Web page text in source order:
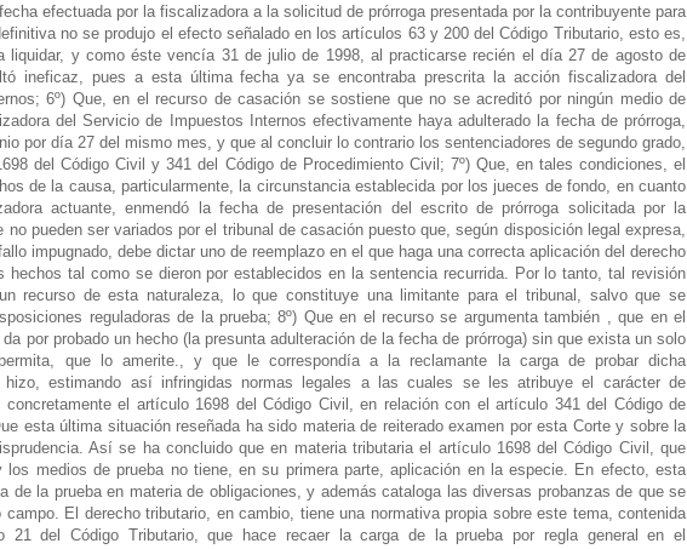
efectuada por la fiscalizadora a la solicitud de prórroga presentada por la contribuyente para
no se produjo el efecto señalado en los artículos 63 y 200 del Código Tributario, esto es,
liquidar, y como éste vencía 31 de julio de 1998, al practicarse recién el día 27 de agosto de
ineficaz, pues a esta última fecha ya se encontraba prescrita la acción fiscalizadora del
6º) Que, en el recurso de casación se sostiene que no se acreditó por ningún medio de
del Servicio de Impuestos Internos efectivamente haya adulterado la fecha de prórroga,
por día 27 del mismo mes, y que al concluir lo contrario los sentenciadores de segundo grado,
del Código Civil y 341 del Código de Procedimiento Civil; 7º) Que, en tales condiciones, el
de la causa, particularmente, la circunstancia establecida por los jueces de fondo, en cuanto
actuante, enmendó la fecha de presentación del escrito de prórroga solicitada por la
no pueden ser variados por el tribunal de casación puesto que, según disposición legal expresa,
impugnado, debe dictar uno de reemplazo en el que haga una correcta aplicación del derecho
hechos tal como se dieron por establecidos en la sentencia recurrida. Por lo tanto, tal revisión
recurso de esta naturaleza, lo que constituye una limitante para el tribunal, salvo que se
reguladoras de la prueba; 8º) Que en el recurso se argumenta también , que en el
por probado un hecho (la presunta adulteración de la fecha de prórroga) sin que exista un solo
que lo amerite., y que le correspondía a la reclamante la carga de probar dicha
estimando así infringidas normas legales a las cuales se les atribuye el carácter de
concretamente el artículo 1698 del Código Civil, en relación con el artículo 341 del Código de
esta última situación reseñada ha sido materia de reiterado examen por esta Corte y sobre la
Así se ha concluido que en materia tributaria el artículo 1698 del Código Civil, que
los medios de prueba no tiene, en su primera parte, aplicación en la especie. En efecto, esta
de la prueba en materia de obligaciones, y además cataloga las diversas probanzas de que se
campo. El derecho tributario, en cambio, tiene una normativa propia sobre este tema, contenida
21 del Código Tributario, que hace recaer la carga de la prueba por regla general en el